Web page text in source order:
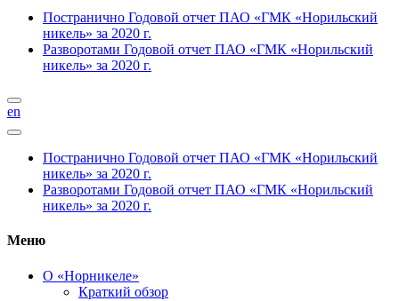
Постранично Годовой отчет ПАО «ГМК «Норильский
никель» за 2020 г.
Разворотами Годовой отчет ПАО «ГМК «Норильский
никель» за 2020 г.
en
Постранично Годовой отчет ПАО «ГМК «Норильский
никель» за 2020 г.
Разворотами Годовой отчет ПАО «ГМК «Норильский
никель» за 2020 г.
Меню
О «Норникеле»
Краткий обзор